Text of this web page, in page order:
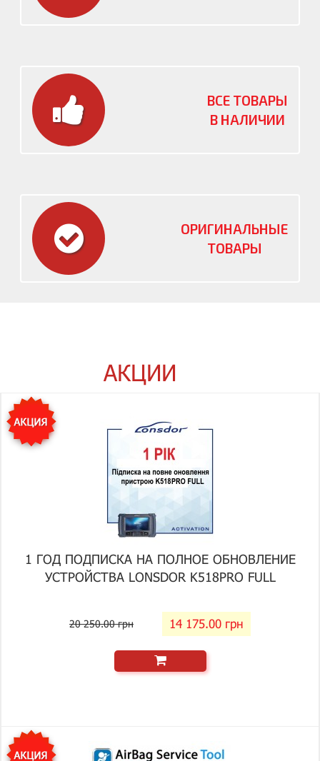
ВСЕ ТОВАРЫ
В НАЛИЧИИ
ОРИГИНАЛЬНЫЕ
ТОВАРЫ
АКЦИИ
1 ГОД ПОДПИСКА НА ПОЛНОЕ ОБНОВЛЕНИЕ
УСТРОЙСТВА LONSDOR K518PRO FULL
20 250.00 грн 14 175.00 грн